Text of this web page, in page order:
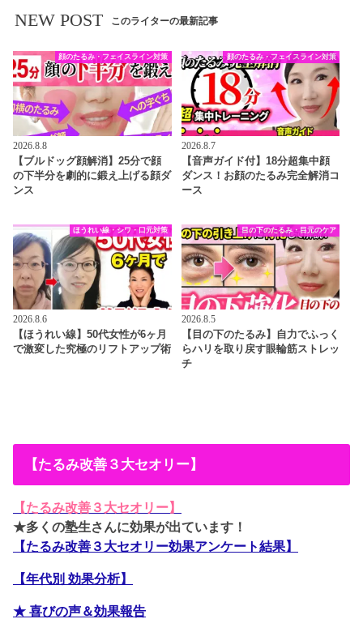
NEW POST このライターの最新記事
顔のたるみ・フェイスライン対策
2026.8.8
【ブルドッグ顔解消】25分で顔
の下半分を劇的に鍛え上げる顔ダ
ンス
顔のたるみ・フェイスライン対策
2026.8.7
【音声ガイド付】18分超集中顔
ダンス！お顔のたるみ完全解消コ
ース
ほうれい線・シワ・口元対策
2026.8.6
【ほうれい線】50代女性が6ヶ月
で激変した究極のリフトアップ術
目の下のたるみ・目元のケア
2026.8.5
【目の下のたるみ】自力でふっく
らハリを取り戻す眼輪筋ストレッ
チ
【たるみ改善３大セオリー】
【たるみ改善３大セオリー】
★多くの塾生さんに効果が出ています！
【たるみ改善３大セオリー効果アンケート結果】
【年代別 効果分析】
★ 喜びの声＆効果報告